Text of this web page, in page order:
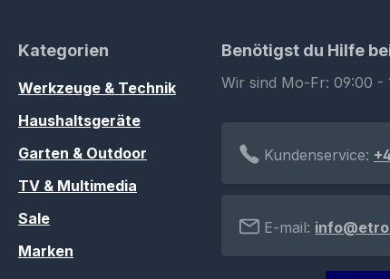
Kategorien
Werkzeuge & Technik
Haushaltsgeräte
Garten & Outdoor
TV & Multimedia
Sale
Marken
Benötigst du Hilfe
Wir sind Mo-Fr: 09:00 -
Kundenservice:
E-mail: